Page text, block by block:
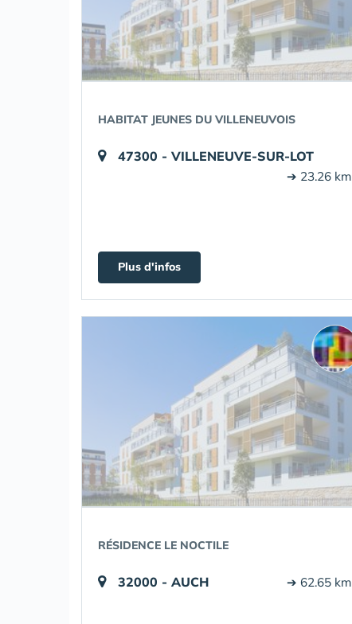
HABITAT JEUNES DU VILLENEUVOIS
47300 - VILLENEUVE-SUR-LOT
➔ 23.26 km
Plus d'infos
RÉSIDENCE LE NOCTILE
32000 - AUCH ➔ 62.65 km